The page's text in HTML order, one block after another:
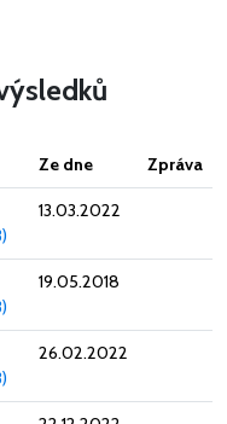
Ze dne Zpráva
13.03.2022
19.05.2018
26.02.2022